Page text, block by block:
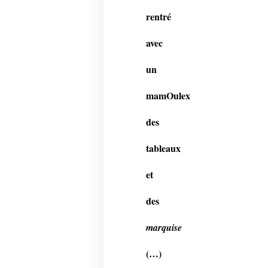
rentré
avec
un
mamOulex
des
tableaux
et
des
marquise
(…)